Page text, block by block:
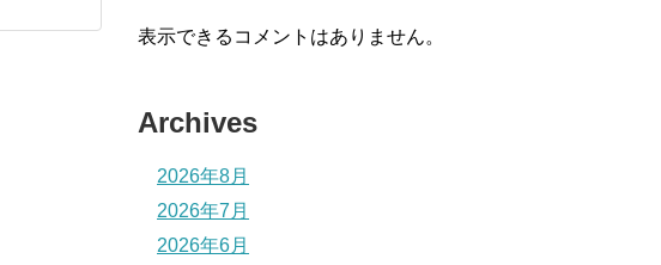
表示できるコメントはありません。
Archives
2026年8月
2026年7月
2026年6月